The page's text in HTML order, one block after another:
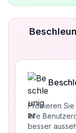
Probieren Sie
Ihre
besser